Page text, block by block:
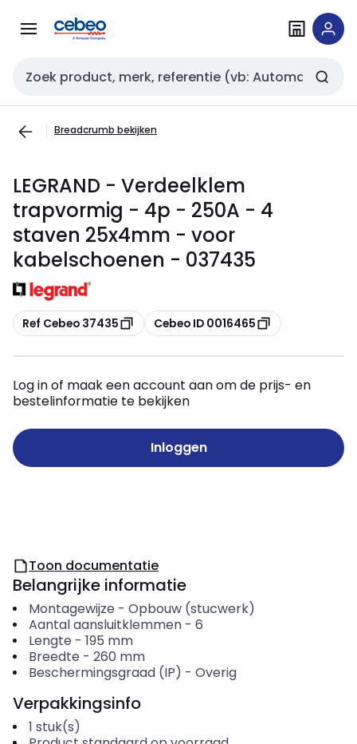
naar
naar
Zoekveld invoer
Breadcrumb bekijken
LEGRAND - Verdeelklem
trapvormig - 4p - 250A - 4
staven 25x4mm - voor
kabelschoenen - 037435
Kopiëren
Ref Cebeo 37435 Kopiëren
Cebeo ID 0016465
Log in of maak een account aan om de prijs- en
bestelinformatie te bekijken
Inloggen
Toon documentatie
Belangrijke informatie
Montagewijze - Opbouw (stucwerk)
Aantal aansluitklemmen- 6
Lengte - 195 mm
Breedte - 260 mm
Beschermingsgraad (IP) - Overig
Verpakkingsinfo
1 stuk(s)